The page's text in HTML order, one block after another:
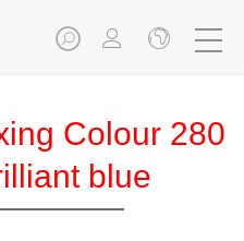
Colour 280
blue